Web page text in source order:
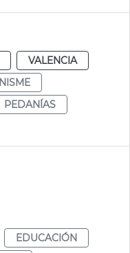
VALENCIA
PEDANÍAS
EDUCACIÓN